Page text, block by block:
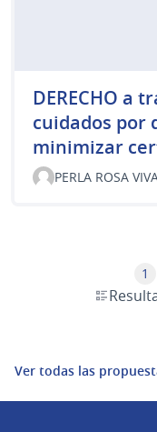
DERECHO a
cuidados por
minimizar
PERLA ROSA
1
Ver todas las